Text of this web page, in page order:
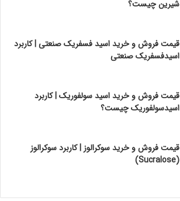
شیرین چیست؟
قیمت فروش و خرید اسید فسفریک صنعتی | کاربرد
اسیدفسفریک صنعتی
قیمت فروش و خرید اسید سولفوریک | کاربرد
اسیدسولفوریک چیست؟
قیمت فروش و خرید سوکرالوز | کاربرد سوکرالوز
(Sucralose)